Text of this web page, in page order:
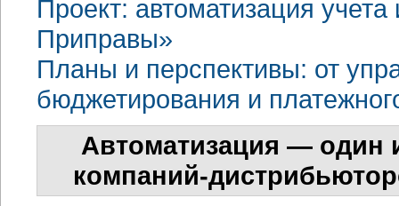
Проект: автоматизация
Приправы»
Планы и перспективы: от
бюджетирования и
Автоматизация — один
компаний-